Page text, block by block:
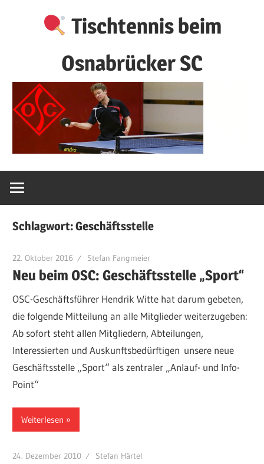
Tischtennis beim
Osnabrücker SC
Schlagwort:Geschäftsstelle
22. Oktober 2016 Stefan Fangmeier
Neu beim OSC: Geschäftsstelle „Sport“
OSC-Geschäftsführer Hendrik Witte hat darum gebeten,
die folgende Mitteilung an alle Mitglieder weiterzugeben:
Ab sofort steht allen Mitgliedern, Abteilungen,
Interessierten und Auskunftsbedürftigen unsere neue
Geschäftsstelle „Sport“ als zentraler „Anlauf- und Info-
Point“
Weiterlesen
24. Dezember 2010 Stefan Härtel